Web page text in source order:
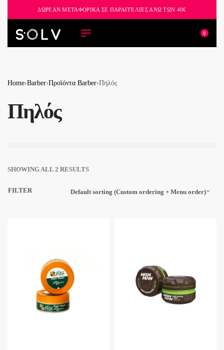
ΔΩΡΕΑΝ ΜΕΤΑΦΟΡΙΚΑ ΣΕ ΠΑΡΑΓΓΕΛΙΕΣ ΑΝΩ ΤΩΝ 40€
0
Home›Barber›Προϊόντα Barber›Πηλός
Πηλός
SHOWING ALL 2 RESULTS
Default sorting (Custom ordering + Menu order)
FILTER